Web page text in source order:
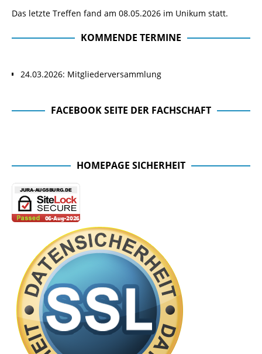
Das letzte Treffen fand am 08.05.2026 im Unikum statt.
KOMMENDE TERMINE
24.03.2026: Mitgliederversammlung
FACEBOOK SEITE DER FACHSCHAFT
HOMEPAGE SICHERHEIT